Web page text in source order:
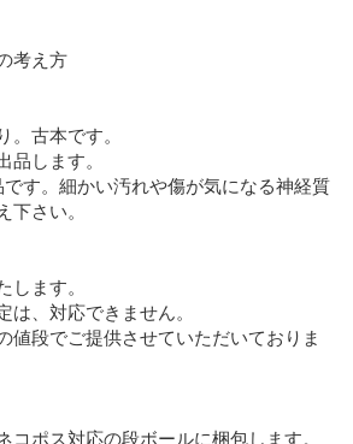
考え方
古本です。
します。
す。細かい汚れや傷が気になる神経質
さい。
ます。
、対応できません。
値段でご提供させていただいておりま
コポス対応の段ボールに梱包します。